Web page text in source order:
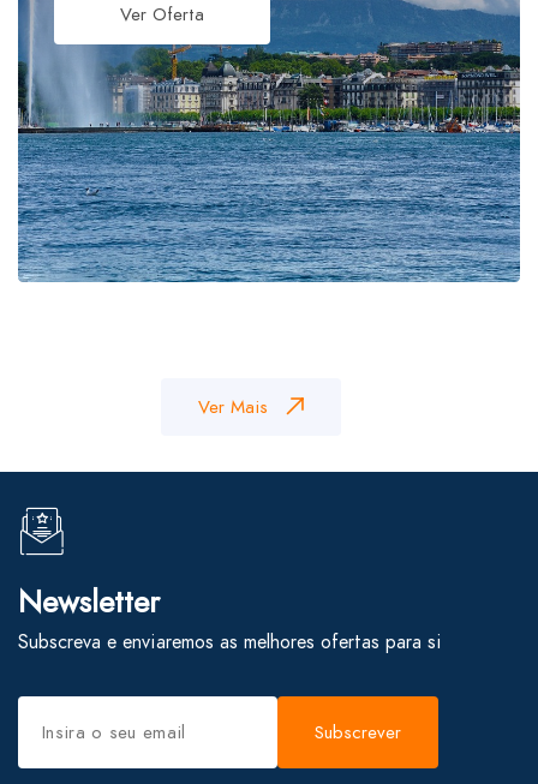
Ver Oferta
Ver Mais
Newsletter
Subscreva e enviaremos as melhores ofertas para si
Subscrever